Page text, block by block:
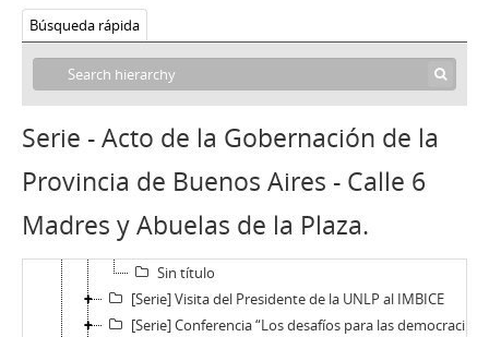
Búsqueda rápida
Serie - Acto de la Gobernación de la
Provincia de Buenos Aires - Calle 6
Madres y Abuelas de la Plaza.
[Serie] Presentación del Primer Informe de Puesta en Valor del Patrimonio de la UNLP
[Serie] Reunión del Presidente de la UNLP con Raúl Archuby, Secretario General de ATULP
[Serie] Sin título
[Serie] Sin título
[Serie] Semana Feminista en la UNLP
[Serie] Acto de la Gobernación de la Provincia de Buenos Aires - Calle 6 Madres y Abuelas de la Plaza.
Sin título
Sin título
Sin título
[Serie] Visita del Presidente de la UNLP al IMBICE
[Serie] Conferencia “Los desafíos para las democracias en América Latina”, a cargo del Dr. Atilo Borón - Mes de la Memoria en la UNLP